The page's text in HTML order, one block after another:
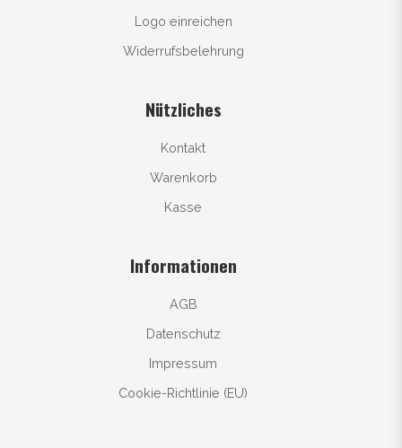
Logo einreichen
Widerrufsbelehrung
Nützliches
Kontakt
Warenkorb
Kasse
Informationen
AGB
Datenschutz
Impressum
Cookie-Richtlinie (EU)